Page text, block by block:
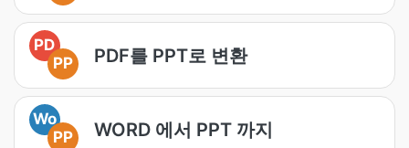
PD
PP
PDF를 PPT로 변환
Wo
PP
WORD 에서 PPT 까지